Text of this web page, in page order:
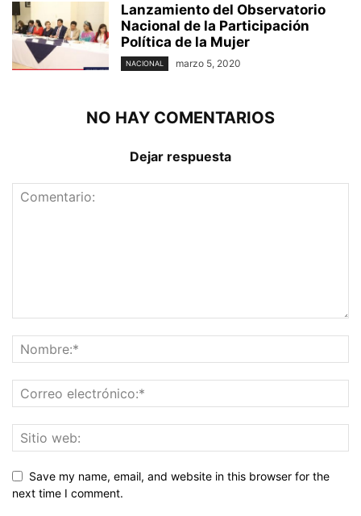
Lanzamiento del Observatorio
Nacional de la Participación
Política de la Mujer
NACIONAL marzo 5, 2020
NO HAY COMENTARIOS
Dejar respuesta
Save my name, email, and website in this browser for the
next time I comment.